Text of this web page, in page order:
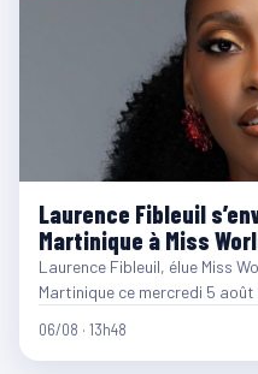
Laurence Fibleuil
Martinique à Miss
Laurence Fibleuil, élue Miss
Martinique ce mercredi 5
06/08 · 13h48